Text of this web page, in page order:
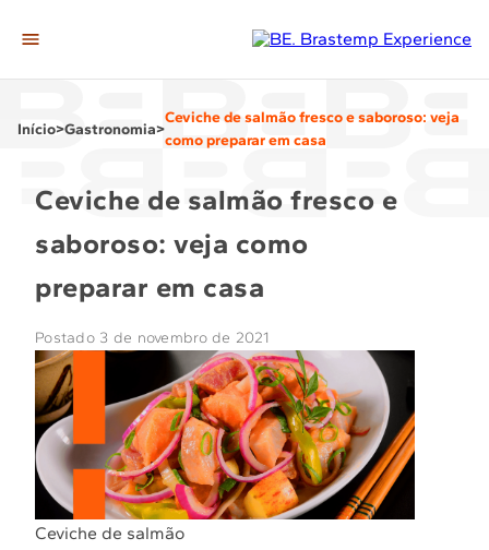
A Casa
Editorias
Casa & Decor
Momentos
Tech
Ir para loja
Início>Gastronomia>
Ceviche de salmão fresco e saboroso: veja
como preparar em casa
Ceviche de salmão fresco e
saboroso: veja como
preparar em casa
Postado 3 de novembro de 2021
Ceviche de salmão